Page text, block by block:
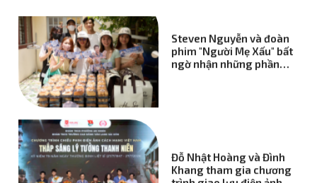
phim "Người Mẹ Xấu" bất
ngờ nhận những phần
quà tiếp sức từ người
Khang tham gia chương
trình giao lưu điện ảnh